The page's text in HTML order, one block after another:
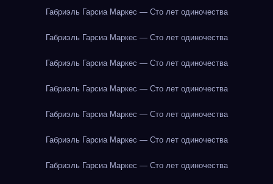
Габриэль Гарсиа Маркес — Сто лет одиночества
Габриэль Гарсиа Маркес — Сто лет одиночества
Габриэль Гарсиа Маркес — Сто лет одиночества
Габриэль Гарсиа Маркес — Сто лет одиночества
Габриэль Гарсиа Маркес — Сто лет одиночества
Габриэль Гарсиа Маркес — Сто лет одиночества
Габриэль Гарсиа Маркес — Сто лет одиночества